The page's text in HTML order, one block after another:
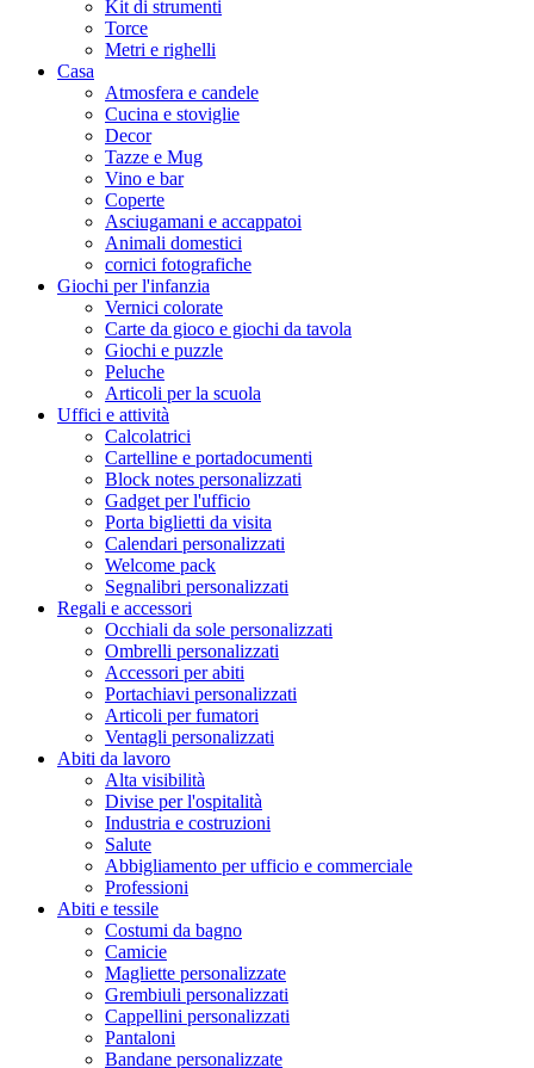
Kit di strumenti
Torce
Metri e righelli
Casa
Atmosfera e candele
Cucina e stoviglie
Decor
Tazze e Mug
Vino e bar
Coperte
Asciugamani e accappatoi
Animali domestici
cornici fotografiche
Giochi per l'infanzia
Vernici colorate
Carte da gioco e giochi da tavola
Giochi e puzzle
Peluche
Articoli per la scuola
Uffici e attività
Calcolatrici
Cartelline e portadocumenti
Block notes personalizzati
Gadget per l'ufficio
Porta biglietti da visita
Calendari personalizzati
Welcome pack
Segnalibri personalizzati
Regali e accessori
Occhiali da sole personalizzati
Ombrelli personalizzati
Accessori per abiti
Portachiavi personalizzati
Articoli per fumatori
Ventagli personalizzati
Abiti da lavoro
Alta visibilità
Divise per l'ospitalità
Industria e costruzioni
Salute
Abbigliamento per ufficio e commerciale
Professioni
Abiti e tessile
Costumi da bagno
Camicie
Magliette personalizzate
Grembiuli personalizzati
Cappellini personalizzati
Pantaloni
Bandane personalizzate